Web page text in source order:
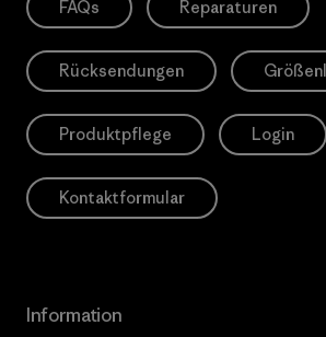
FAQs Reparaturen
Rücksendungen
Produktpflege Login
Kontaktformular
Information